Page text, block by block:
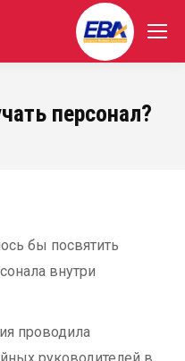
персонал?
бы посвятить
внутри
проводила